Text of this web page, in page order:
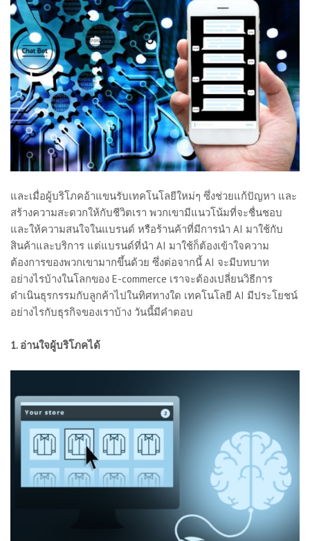
และเมื่อผู้บริโภคอ้าแขนรับเทคโนโลยีใหม่ๆ ซึ่งช่วยแก้ปัญหา และ
สร้างความสะดวกให้กับชีวิตเรา พวกเขามีแนวโน้มที่จะชื่นชอบ
และให้ความสนใจในแบรนด์ หรือร้านค้าที่มีการนำ AI มาใช้กับ
สินค้าและบริการ แต่แบรนด์ที่นำ AI มาใช้ก็ต้องเข้าใจความ
ต้องการของพวกเขามากขึ้นด้วย ซึ่งต่อจากนี้ AI จะมีบทบาท
อย่างไรบ้างในโลกของ E-commerce เราจะต้องเปลี่ยนวิธีการ
ดำเนินธุรกรรมกับลูกค้าไปในทิศทางใด เทคโนโลยี AI มีประโยชน์
อย่างไรกับธุรกิจของเราบ้าง วันนี้มีคำตอบ
1. อ่านใจผู้บริโภคได้